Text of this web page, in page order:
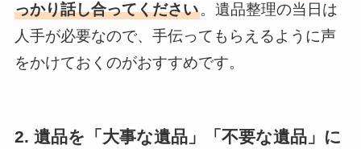
っかり話し合ってください。遺品整理の当日は
人手が必要なので、手伝ってもらえるように声
をかけておくのがおすすめです。
2. 遺品を「大事な遺品」「不要な遺品」に